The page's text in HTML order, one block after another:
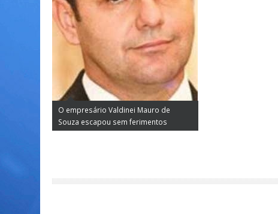
O empresário Valdinei Mauro de
Souza escapou sem ferimentos